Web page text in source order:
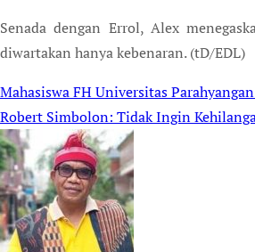
Senada dengan Errol, Alex
diwartakan hanya kebenaran. (tD/EDL)
Post
navigation
Mahasiswa FH Universitas
Robert Simbolon: Tidak Ingin